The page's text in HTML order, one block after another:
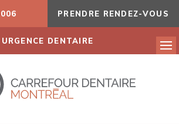
PRENDRE RENDEZ-VOUS
URGENCE DENTAIRE